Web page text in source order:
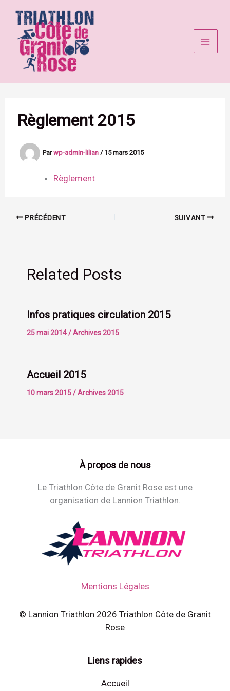
contenu
Règlement 2015
Parwp-admin-lilian/ 15 mars 2015
Règlement
PRÉCÉDENT SUIVANT
Related Posts
Infos pratiques circulation 2015
25 mai 2014/Archives 2015
Accueil 2015
10 mars 2015/Archives 2015
À propos de nous
Le Triathlon Côte de Granit Rose est une
organisation de Lannion Triathlon.
Mentions Légales
© Lannion Triathlon 2026 Triathlon Côte de Granit
Rose
Liens rapides
Accueil